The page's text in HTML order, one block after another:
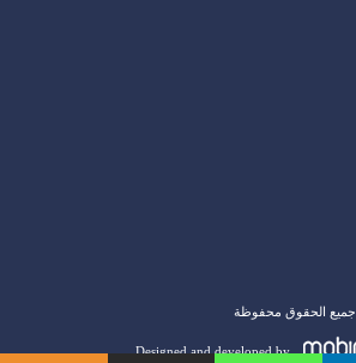
جميع الحقوق محفوظة
Designed and developed by